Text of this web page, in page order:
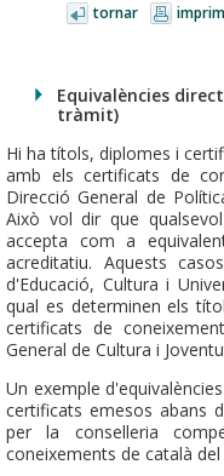
tornar
Equivalències
tràmit)
Hi ha títols, diplomes i
amb els certificats de
Direcció General de
Això vol dir que
accepta com a
acreditatiu. Aquests
d'Educació, Cultura i
qual es determinen els
certificats de
General de Cultura i
Un exemple
certificats emesos abans
per la conselleria
coneixements de català